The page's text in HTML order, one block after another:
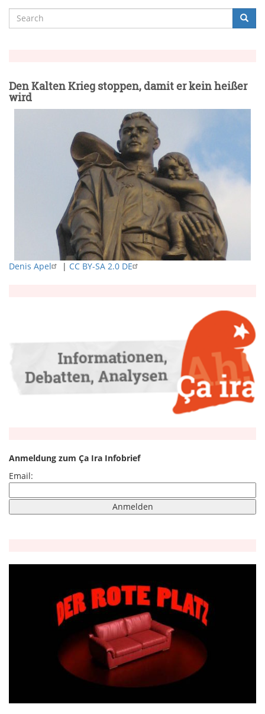
Suche
Search
Den Kalten Krieg stoppen, damit er kein heißer
wird
Denis Apel | CC BY-SA 2.0 DE
Anmeldung zum Ça Ira Infobrief
Email: